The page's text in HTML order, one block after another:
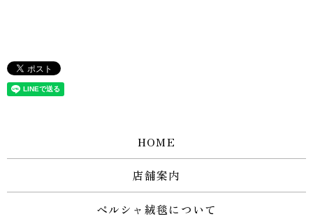
HOME
店舗案内
ペルシャ絨毯について